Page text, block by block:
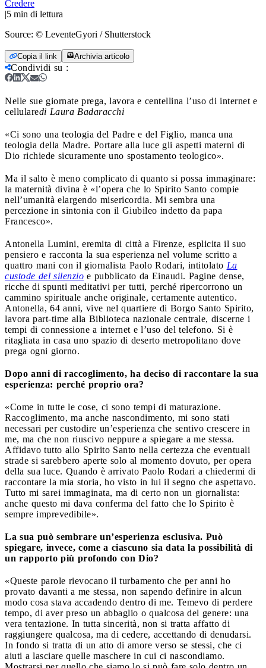
Credere
|5 min di lettura
Source: © LeventeGyori / Shutterstock
Copia il link Archivia articolo
Condividi su :
Nelle sue giornate prega, lavora e centellina l’uso di internet e
cellularedi Laura Badaracchi
«Ci sono una teologia del Padre e del Figlio, manca una
teologia della Madre. Portare alla luce gli aspetti materni di
Dio richiede sicuramente uno spostamento teologico».
Ma il salto è meno complicato di quanto si possa immaginare:
la maternità divina è «l’opera che lo Spirito Santo compie
nell’umanità elargendo misericordia. Mi sembra una
percezione in sintonia con il Giubileo indetto da papa
Francesco».
Antonella Lumini, eremita di città a Firenze, esplicita il suo
pensiero e racconta la sua esperienza nel volume scritto a
quattro mani con il giornalista Paolo Rodari, intitolato La
custode del silenzio e pubblicato da Einaudi. Pagine dense,
ricche di spunti meditativi per tutti, perché ripercorrono un
cammino spirituale anche originale, certamente autentico.
Antonella, 64 anni, vive nel quartiere di Borgo Santo Spirito,
lavora part-time alla Biblioteca nazionale centrale, discerne i
tempi di connessione a internet e l’uso del telefono. Si è
ritagliata in casa uno spazio di deserto metropolitano dove
prega ogni giorno.
Dopo anni di raccoglimento, ha deciso di raccontare la sua
esperienza: perché proprio ora?
«Come in tutte le cose, ci sono tempi di maturazione.
Raccoglimento, ma anche nascondimento, mi sono stati
necessari per custodire un’esperienza che sentivo crescere in
me, ma che non riuscivo neppure a spiegare a me stessa.
Affidavo tutto allo Spirito Santo nella certezza che eventuali
strade si sarebbero aperte solo al momento dovuto, per opera
della sua luce. Quando è arrivato Paolo Rodari a chiedermi di
raccontare la mia storia, ho visto in lui il segno che aspettavo.
Tutto mi sarei immaginata, ma di certo non un giornalista:
anche questo mi dava conferma del fatto che lo Spirito è
sempre imprevedibile».
La sua può sembrare un’esperienza esclusiva. Può
spiegare, invece, come a ciascuno sia data la possibilità di
un rapporto più profondo con Dio?
«Queste parole rievocano il turbamento che per anni ho
provato davanti a me stessa, non sapendo definire in alcun
modo cosa stava accadendo dentro di me. Temevo di perdere
tempo, di aver preso un abbaglio o qualcosa del genere: una
vera tentazione. In tutta sincerità, non si tratta affatto di
raggiungere qualcosa, ma di cedere, accettando di denudarsi.
In fondo si tratta di un atto di amore verso se stessi, che ci
aiuti a lasciare quelle maschere in cui ci nascondiamo.